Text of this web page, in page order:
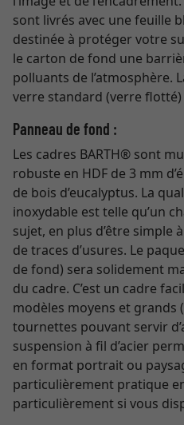
sont livrés avec une feuille
destinée à protéger votre
le carton de fond une
polluants de l’atmosphère.
verre standard (verre
Panneau de fond :
Les cadres BARTH® sont
robuste en HDF de 3 mm
de bois d’eucalyptus. La
inoxydable est telle qu’un
sujet, en plus d’être simple
de traces d’usures. Le
de fond) sera solidement
du cadre. C’est un cadre
modèles moyens et grands
tournettes pouvant servir
suspension à fil d’acier
en format portrait ou
particulièrement pratique
particulièrement si vous